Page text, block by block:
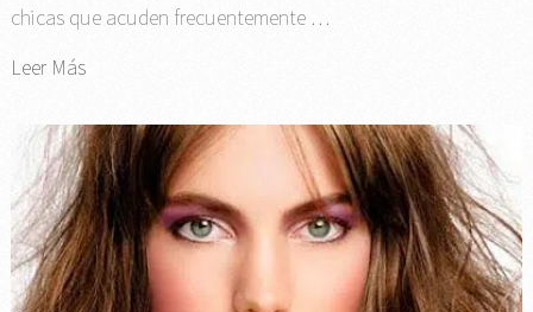
chicas que acuden frecuentemente …
Leer Más